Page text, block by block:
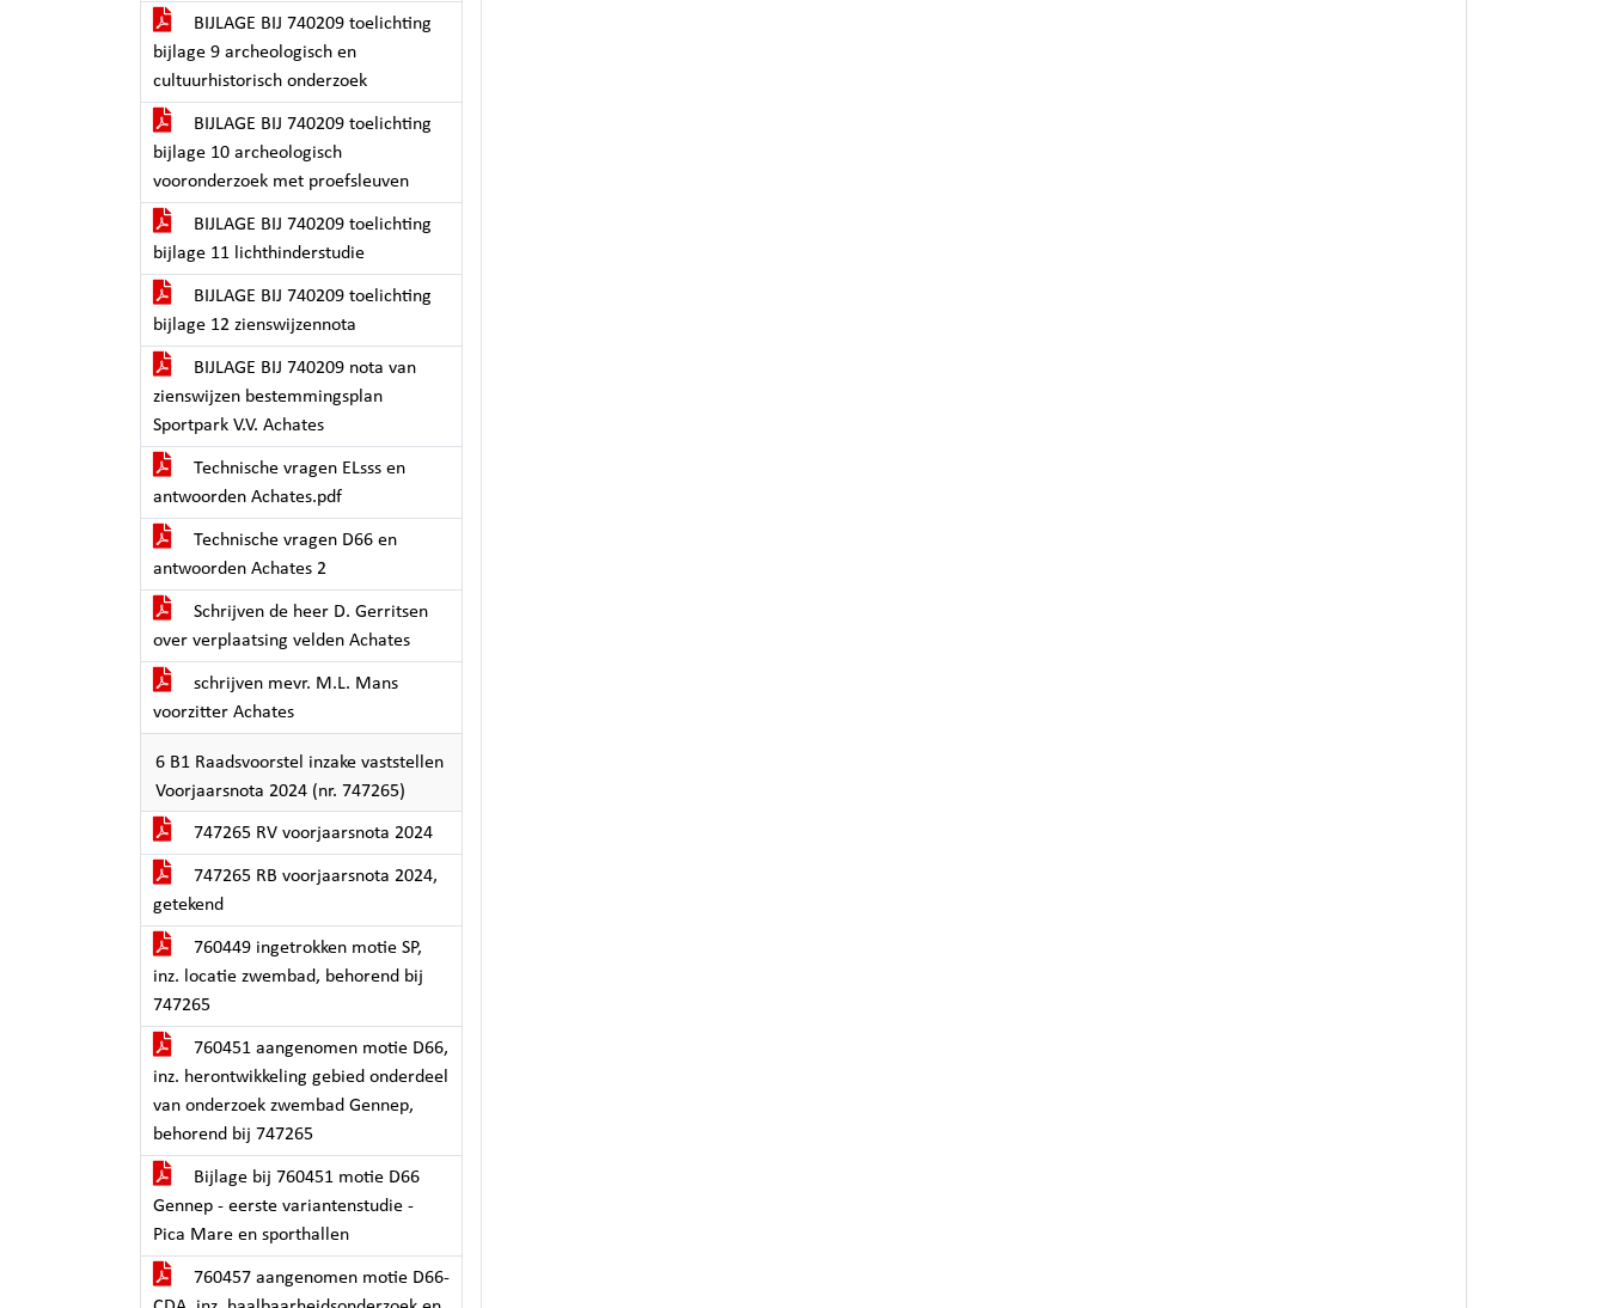
BIJLAGE BIJ 740209 toelichting
bijlage 9 archeologisch en
cultuurhistorisch onderzoek
BIJLAGE BIJ 740209 toelichting
bijlage 10 archeologisch
vooronderzoek met proefsleuven
BIJLAGE BIJ 740209 toelichting
bijlage 11 lichthinderstudie
BIJLAGE BIJ 740209 toelichting
bijlage 12 zienswijzennota
BIJLAGE BIJ 740209 nota van
zienswijzen bestemmingsplan
Sportpark V.V. Achates
Technische vragen ELsss en
antwoorden Achates.pdf
Technische vragen D66 en
antwoorden Achates 2
Schrijven de heer D. Gerritsen
over verplaatsing velden Achates
schrijven mevr. M.L. Mans
voorzitter Achates
6 B1 Raadsvoorstel inzake vaststellen
Voorjaarsnota 2024 (nr. 747265)
747265 RV voorjaarsnota 2024
747265 RB voorjaarsnota 2024,
getekend
760449 ingetrokken motie SP,
inz. locatie zwembad, behorend bij
747265
760451 aangenomen motie D66,
inz. herontwikkeling gebied onderdeel
van onderzoek zwembad Gennep,
behorend bij 747265
Bijlage bij 760451 motie D66
Gennep - eerste variantenstudie -
Pica Mare en sporthallen
760457 aangenomen motie D66-